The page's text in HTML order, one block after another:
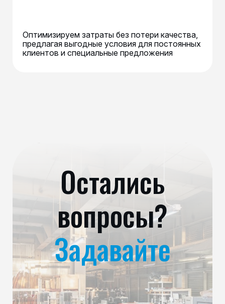
Оптимизируем затраты без потери качества,
предлагая выгодные условия для постоянных
клиентов и специальные предложения
Остались
вопросы?
Задавайте